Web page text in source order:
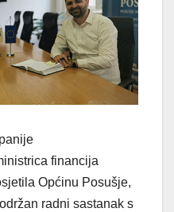
financija
Općinu Posušje,
radni sastanak s